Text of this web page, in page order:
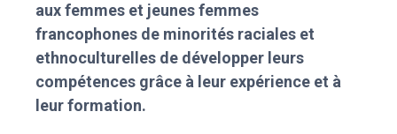
aux femmes et jeunes femmes
francophones de minorités raciales et
ethnoculturelles de développer leurs
compétences grâce à leur expérience et à
leur formation.